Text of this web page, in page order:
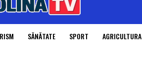
SĂNĂTATE SPORT AGRICULTURA